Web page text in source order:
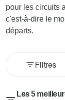
pour les circuits
c'est-à-dire le
départs.
Filtres
Les 5